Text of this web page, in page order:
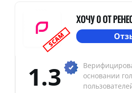
SCAM
ХОЧУ 0 ОТ
1.3
основании